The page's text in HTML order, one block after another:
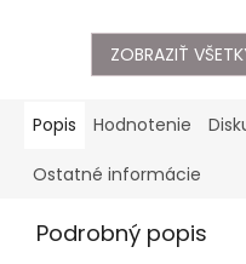
ZOBRAZIŤ
Popis Hodnotenie
Ostatné informácie
Podrobný popis